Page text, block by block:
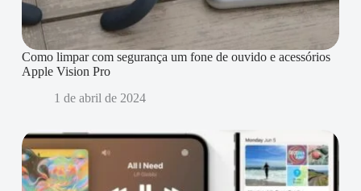
Como limpar com segurança um fone de ouvido e acessórios
Apple Vision Pro
1 de abril de 2024